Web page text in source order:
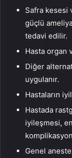
Safra kesesi
güçlü
tedavi edilir.
Hasta organ
Diğer
uygulanır.
Hastaların
Hastada
iyileşmesi,
Genel